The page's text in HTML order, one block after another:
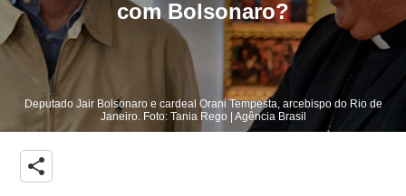
com Bolsonaro?
Deputado Jair Bolsonaro e cardeal Orani Tempesta, arcebispo do Rio de
Janeiro. Foto: Tania Rego | Agência Brasil
share